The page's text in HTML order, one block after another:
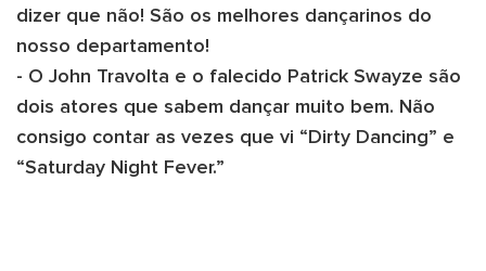
dizer que não! São os melhores dançarinos do
nosso departamento!
- O John Travolta e o falecido Patrick Swayze são
dois atores que sabem dançar muito bem. Não
consigo contar as vezes que vi “Dirty Dancing” e
“Saturday Night Fever.”